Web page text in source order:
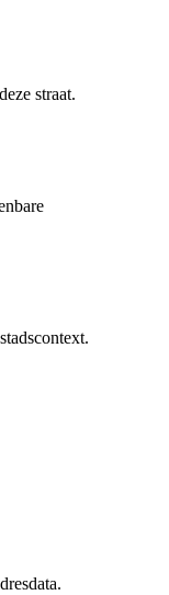
straat.